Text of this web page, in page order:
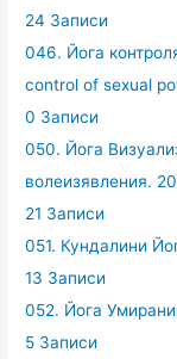
24 Записи
046. Йога
control of sexual
0 Записи
050. Йога
волеизявления.
21 Записи
051. Кундалини
13 Записи
052. Йога
5 Записи